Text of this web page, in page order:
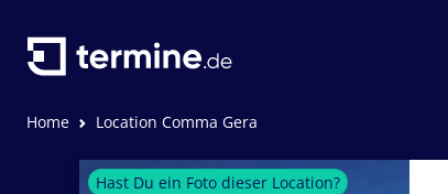
Home Location Comma Gera
Hast Du ein Foto dieser Location?